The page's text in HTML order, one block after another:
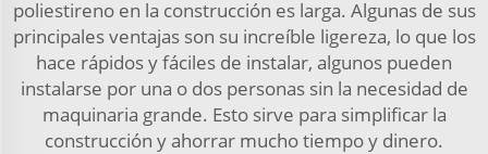
poliestireno en la construcción es larga. Algunas de sus
principales ventajas son su increíble ligereza, lo que los
hace rápidos y fáciles de instalar, algunos pueden
instalarse por una o dos personas sin la necesidad de
maquinaria grande. Esto sirve para simplificar la
construcción y ahorrar mucho tiempo y dinero.